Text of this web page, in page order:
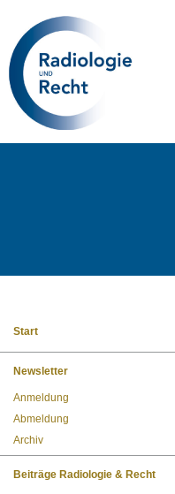
Start
Newsletter
Anmeldung
Abmeldung
Archiv
Beiträge Radiologie & Recht